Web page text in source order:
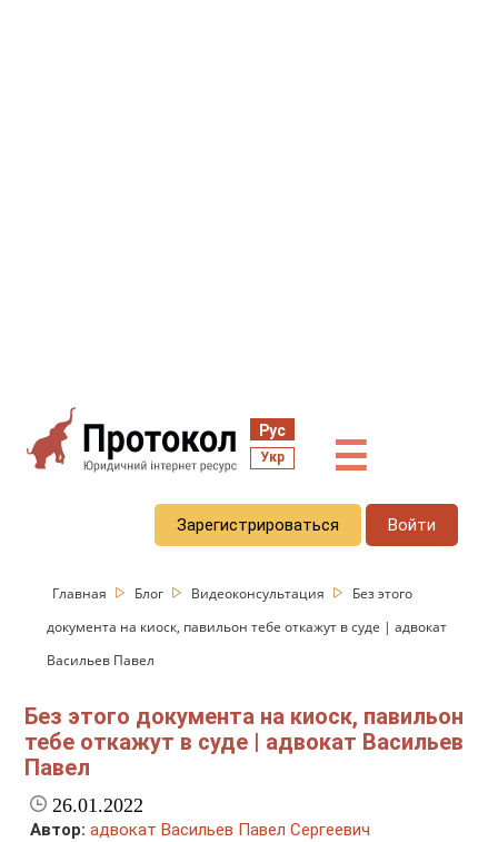
Рус
Укр ☰
Зарегистрироваться Войти
Главная Блог Видеоконсультация
Без этого
документа на киоск, павильон тебе откажут в суде | адвокат
Васильев Павел
Без этого документа на киоск, павильон
тебе откажут в суде | адвокат Васильев
Павел
26.01.2022
Автор: адвокат Васильев Павел Сергеевич